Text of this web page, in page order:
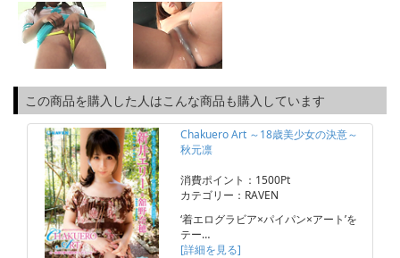
この商品を購入した人はこんな商品も購入しています
Chakuero Art ～18歳美少女の決意～
秋元凛
消費ポイント：1500Pt
カテゴリー：RAVEN
‘着エログラビア×パイパン×アート’を
テー…
[詳細を見る]